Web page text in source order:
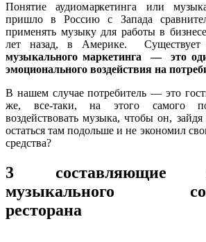
Понятие аудиомаркетинга или
пришло в Россию с Запада
применять музыку для работы в
лет назад, в Америке. Существует
музыкального маркетинга — это
эмоционального воздействия на
В нашем случае потребитель — это
же, все-таки, на этого самого
воздействовать музыка, чтобы он, зайдя
остаться там подольше и не экономил
средства?
3 составляющие
музыкального
ресторана